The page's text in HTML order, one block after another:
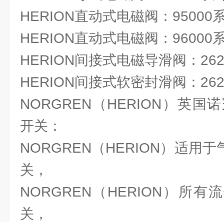
HERION直动式电磁阀：95000
HERION直动式电磁阀：96000
HERION间接式电磁导滑阀：
HERION间接式软密封滑阀：
NORGREN（HERION）英国
开关：
NORGREN（HERION）适用于
关，
NORGREN（HERION）所有
关，